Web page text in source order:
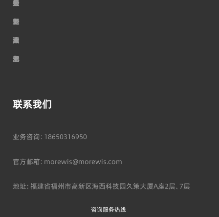
走
进
摩
尔
荣
誉
资
质
公
司
服
务
最
新
动
态
行
业
资
讯
加
入
我
们
联系我们
业务咨询：18650316950
官方邮箱：morewis@morewis.com
地址：福建省福州市高新区海西科技园久策大厦A座2层、7层
咨询服务热线